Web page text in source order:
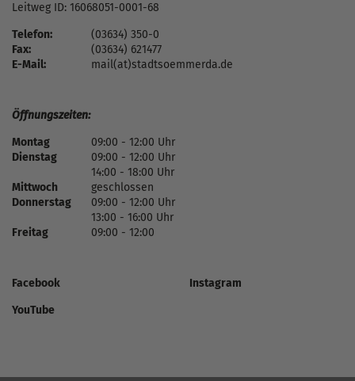
Leitweg ID: 16068051-0001-68
Telefon:
(03634) 350-0
Fax:
(03634) 621477
E-Mail:
mail(at)stadtsoemmerda.de
Öffnungszeiten:
Montag
09:00 - 12:00 Uhr
Dienstag
09:00 - 12:00 Uhr
14:00 - 18:00 Uhr
Mittwoch
geschlossen
Donnerstag
09:00 - 12:00 Uhr
13:00 - 16:00 Uhr
Freitag
09:00 - 12:00
Facebook
Instagram
YouTube